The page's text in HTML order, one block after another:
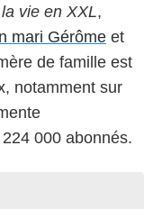
vie en XXL,
mari Gérôme et
de famille est
notamment sur
000 abonnés.